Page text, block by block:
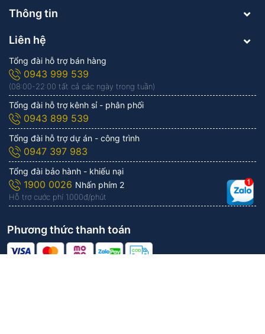
Thông tin
Liên hệ
Tổng đài hỗ trợ bán hàng
0943 999 539
(08:00-22:00 tất cả các ngày trong tuần)
Tổng đài hỗ trợ kênh sỉ - phân phối
0943 899 539
Tổng đài hỗ trợ dự án - công trình
0947 397 983
Tổng đài bảo hành - khiếu nại
1900 0026 Nhấn phím 2
Hỗ trợ cước phí 1.000đ/phút
Phương thức thanh toán